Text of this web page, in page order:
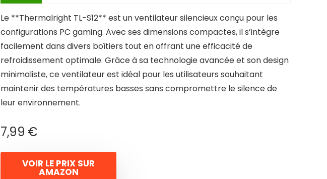
Le **Thermalright TL-S12** est un ventilateur silencieux conçu pour les
configurations PC gaming. Avec ses dimensions compactes, il s’intègre
facilement dans divers boîtiers tout en offrant une efficacité de
refroidissement optimale. Grâce à sa technologie avancée et son design
minimaliste, ce ventilateur est idéal pour les utilisateurs souhaitant
maintenir des températures basses sans compromettre le silence de
leur environnement.
7,99 €
VOIR LE PRIX SUR
AMAZON